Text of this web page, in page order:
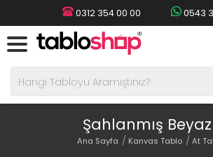
0312 354 00 00 0543
Şahlanmış
Ana Sayfa Kanvas Tablo At